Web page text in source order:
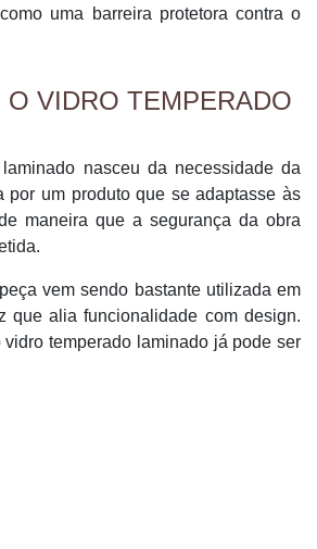
uma barreira protetora contra o
O VIDRO TEMPERADO
nasceu da necessidade da
por um produto que se adaptasse às
maneira que a segurança da obra
vem sendo bastante utilizada em
que alia funcionalidade com design.
vidro temperado laminado já pode ser